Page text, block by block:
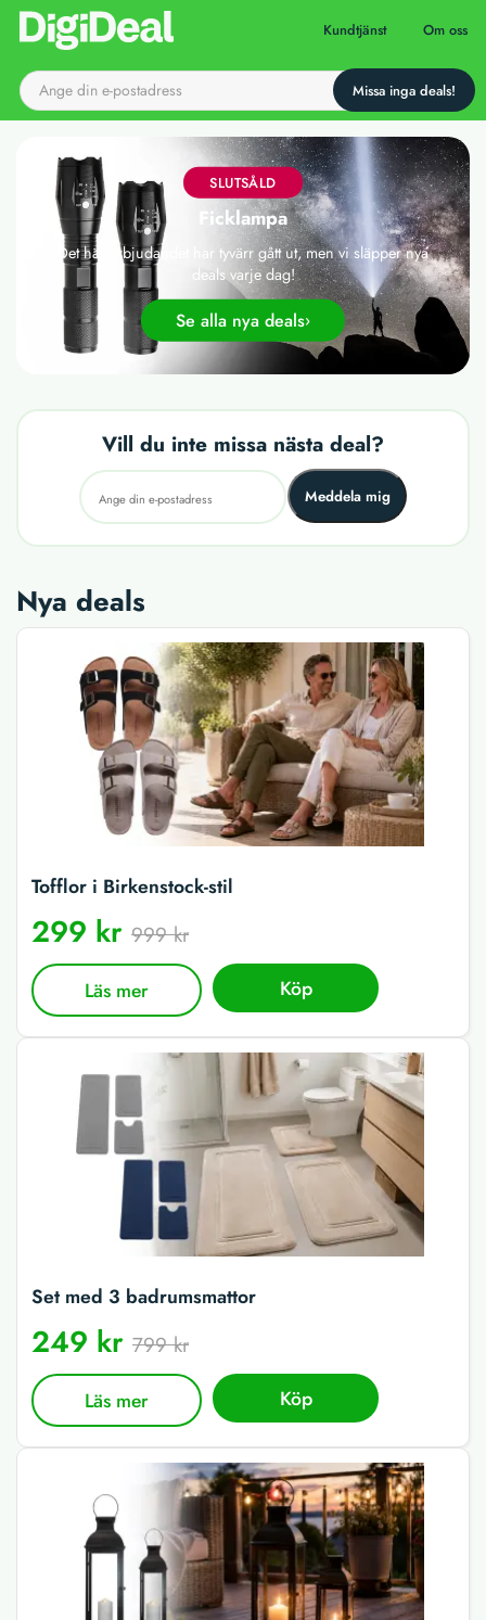
Till startsidan Kundtjänst Om oss
SLUTSÅLD
Ficklampa
Det här erbjudandet har tyvärr gått ut, men vi släpper nya
deals varje dag!
Se alla nya deals
Vill du inte missa nästa deal?
Meddela mig
Nya deals
Tofflor i Birkenstock-stil
299 kr 999 kr
Läs mer Köp
Set med 3 badrumsmattor
249 kr 799 kr
Läs mer Köp